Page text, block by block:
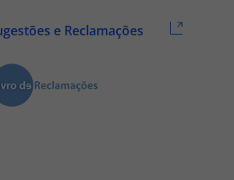
e Reclamações